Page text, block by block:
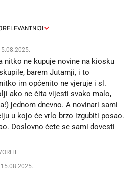
nitko ne kupuje novine na kiosku
barem Jutarnji, i to
im općenito ne vjeruje i sl.
ako ne čita vijesti svako malo,
jednom dnevno. A novinari sami
u kojo će vrlo brzo izgubiti posao.
Doslovno ćete se sami dovesti
15.08.2025.